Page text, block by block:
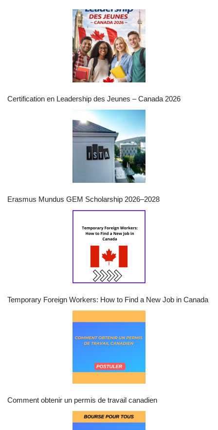
Certification en Leadership des Jeunes – Canada 2026
Erasmus Mundus GEM Scholarship 2026–2028
Temporary Foreign Workers: How to Find a New Job in Canada
Comment obtenir un permis de travail canadien